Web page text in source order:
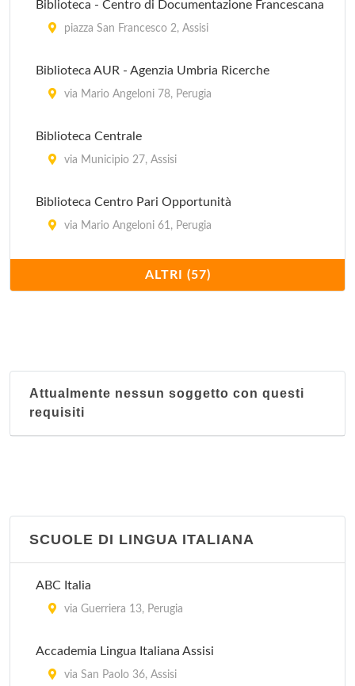
Biblioteca - Centro di Documentazione Francescana
piazza San Francesco 2, Assisi
Biblioteca AUR - Agenzia Umbria Ricerche
via Mario Angeloni 78, Perugia
Biblioteca Centrale
via Municipio 27, Assisi
Biblioteca Centro Pari Opportunità
via Mario Angeloni 61, Perugia
Biblioteca Centro Studi Americanistici Circolo
Biblioteca Comunale
Biblioteca Comunale
ALTRI (57)
Attualmente nessun soggetto con questi
requisiti
SCUOLE DI LINGUA ITALIANA
ABC Italia
via Guerriera 13, Perugia
Accademia Lingua Italiana Assisi
via San Paolo 36, Assisi